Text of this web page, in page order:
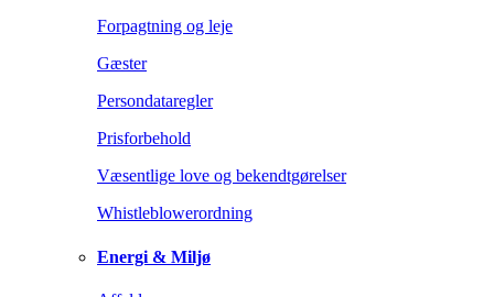
Forpagtning og leje
Gæster
Persondataregler
Prisforbehold
Væsentlige love og bekendtgørelser
Whistleblowerordning
Energi & Miljø